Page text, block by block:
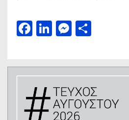
Facebook
LinkedIn